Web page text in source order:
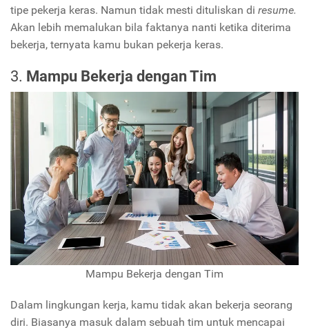
tipe pekerja keras. Namun tidak mesti dituliskan di resume.
Akan lebih memalukan bila faktanya nanti ketika diterima
bekerja, ternyata kamu bukan pekerja keras.
3. Mampu Bekerja dengan Tim
Mampu Bekerja dengan Tim
Dalam lingkungan kerja, kamu tidak akan bekerja seorang
diri. Biasanya masuk dalam sebuah tim untuk mencapai